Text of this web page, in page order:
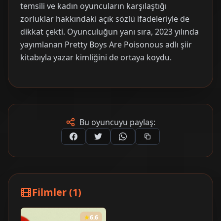
temsili ve kadın oyuncuların karşılaştığı
zorluklar hakkındaki açık sözlü ifadeleriyle de
dikkat çekti. Oyunculuğun yanı sıra, 2023 yılında
yayımlanan Pretty Boys Are Poisonous adlı şiir
kitabıyla yazar kimliğini de ortaya koydu.
Bu oyuncuyu paylaş:
Filmler (1)
6.6